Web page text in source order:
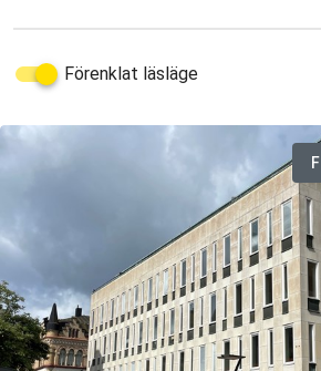
Förenklat läsläge